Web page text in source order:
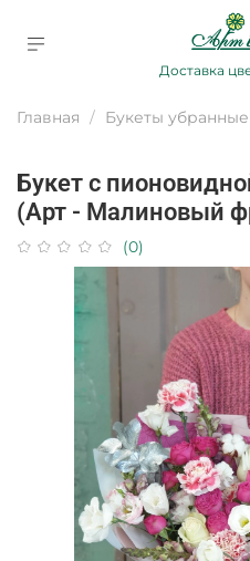
Доставка
Главная Букеты убранные
Букет с
(Арт - Малиновый
(0)